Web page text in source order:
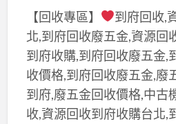
【回收專區】
到府回收,
北,到府回收廢五金,資源回
到府收購,到府回收廢五金,
收價格,到府回收廢五金,廢
到府,廢五金回收價格,中古
收,資源回收到府收購台北,